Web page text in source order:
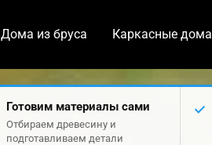
Дома из бруса Каркасные дома
Готовим материалы сами
Отбираем древесину и
подготавливаем детали